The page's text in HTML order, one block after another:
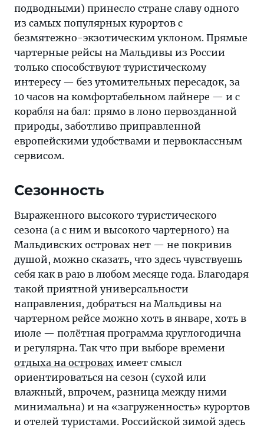
подводными) принесло стране славу одного
из самых популярных курортов с
безмятежно-экзотическим уклоном. Прямые
чартерные рейсы на Мальдивы из России
только способствуют туристическому
интересу — без утомительных пересадок, за
10 часов на комфортабельном лайнере — и с
корабля на бал: прямо в лоно первозданной
природы, заботливо приправленной
европейскими удобствами и первоклассным
сервисом.
Сезонность
Выраженного высокого туристического
сезона (а с ним и высокого чартерного) на
Мальдивских островах нет — не покривив
душой, можно сказать, что здесь чувствуешь
себя как в раю в любом месяце года. Благодаря
такой приятной универсальности
направления, добраться на Мальдивы на
чартерном рейсе можно хоть в январе, хоть в
июле — полётная программа круглогодична
и регулярна. Так что при выборе времени
отдыха на островах имеет смысл
ориентироваться на сезон (сухой или
влажный, впрочем, разница между ними
минимальна) и на «загруженность» курортов
и отелей туристами. Российской зимой здесь